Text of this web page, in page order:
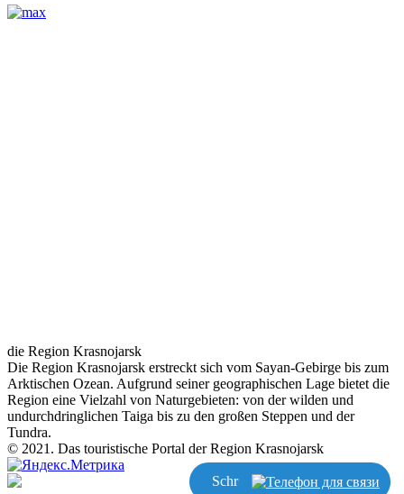
die Region Krasnojarsk
Die Region Krasnojarsk erstreckt sich vom Sayan-Gebirge bis zum
Arktischen Ozean. Aufgrund seiner geographischen Lage bietet die
Region eine Vielzahl von Naturgebieten: von der wilden und
undurchdringlichen Taiga bis zu den großen Steppen und der
Tundra.
© 2021. Das touristische Portal der Region Krasnojarsk
Schreiben